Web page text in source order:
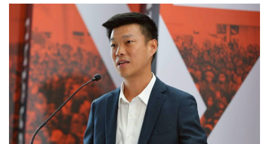
ปกติก่อนแล้ว